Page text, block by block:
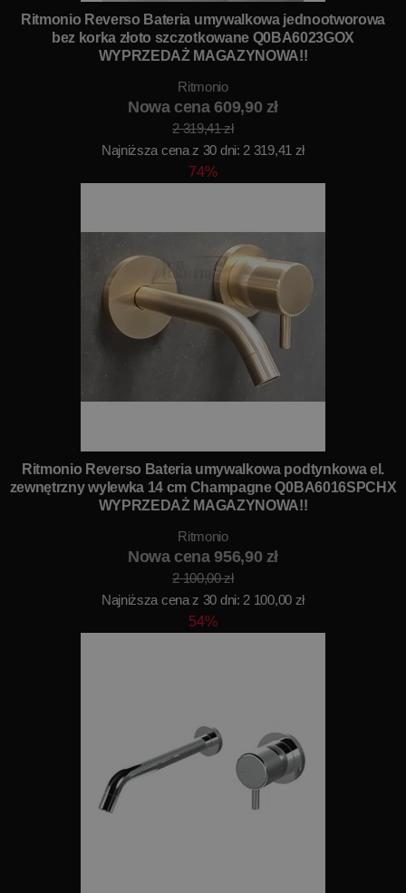
Ritmonio Reverso Bateria umywalkowa jednootworowa
bez korka złoto szczotkowane Q0BA6023GOX
WYPRZEDAŻ MAGAZYNOWA!!
Ritmonio
Nowa cena 609,90 zł
2 319,41 zł
Najniższa cena z 30 dni: 2 319,41 zł
74%
Ritmonio Reverso Bateria umywalkowa podtynkowa el.
zewnętrzny wylewka 14 cm Champagne Q0BA6016SPCHX
WYPRZEDAŻ MAGAZYNOWA!!
Ritmonio
Nowa cena 956,90 zł
2 100,00 zł
Najniższa cena z 30 dni: 2 100,00 zł
54%